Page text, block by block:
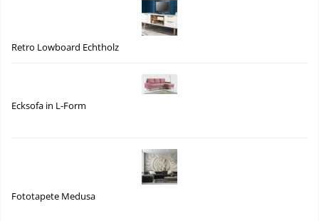
Retro Lowboard Echtholz
Ecksofa in L-Form
Fototapete Medusa